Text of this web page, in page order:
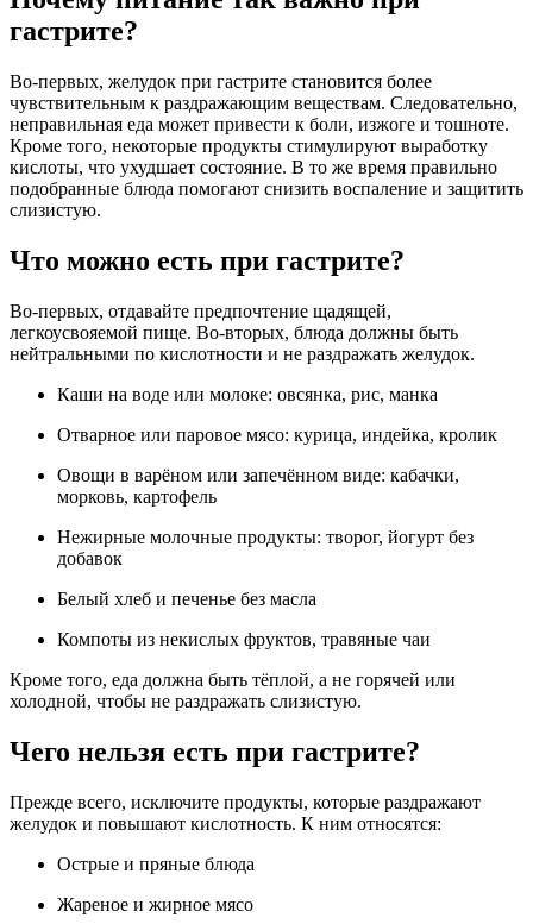
гастрите?
Во-первых, желудок при гастрите становится более
чувствительным к раздражающим веществам. Следовательно,
неправильная еда может привести к боли, изжоге и тошноте.
Кроме того, некоторые продукты стимулируют выработку
кислоты, что ухудшает состояние. В то же время правильно
подобранные блюда помогают снизить воспаление и защитить
слизистую.
Что можно есть при гастрите?
Во-первых, отдавайте предпочтение щадящей,
легкоусвояемой пище. Во-вторых, блюда должны быть
нейтральными по кислотности и не раздражать желудок.
Каши на воде или молоке: овсянка, рис, манка
Отварное или паровое мясо: курица, индейка, кролик
Овощи в варёном или запечённом виде: кабачки,
морковь, картофель
Нежирные молочные продукты: творог, йогурт без
добавок
Белый хлеб и печенье без масла
Компоты из некислых фруктов, травяные чаи
Кроме того, еда должна быть тёплой, а не горячей или
холодной, чтобы не раздражать слизистую.
Чего нельзя есть при гастрите?
Прежде всего, исключите продукты, которые раздражают
желудок и повышают кислотность. К ним относятся:
Острые и пряные блюда
Жареное и жирное мясо